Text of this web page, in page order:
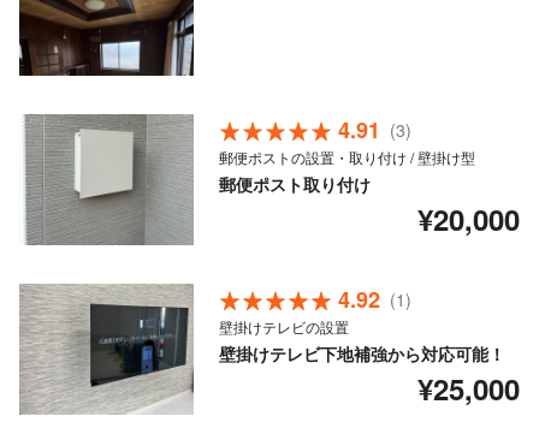
4.91 (3)
郵便ポストの設置・取り付け / 壁掛け型
郵便ポスト取り付け
¥20,000
4.92 (1)
壁掛けテレビの設置
壁掛けテレビ下地補強から対応可能！
¥25,000